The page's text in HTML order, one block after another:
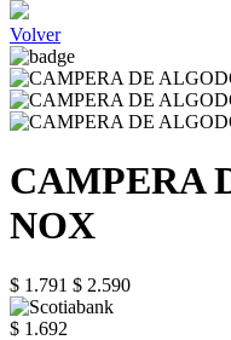
Volver
CAMPERA
NOX
$ 1.791 $ 2.590
$ 1.692